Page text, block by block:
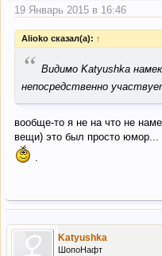
19 Январь 2015 в 16:46
Alioko сказал(а): ↑
“ Видимо Katyushka
непосредственно
вообще-то я не на что не
вещи) это был просто юмор...
.
Katyushka
ШопоНафт